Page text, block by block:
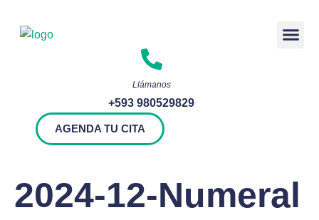
Llámanos
+593 980529829
AGENDA TU CITA
2024-12-Numeral